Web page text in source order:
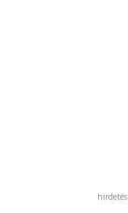
hirdetés